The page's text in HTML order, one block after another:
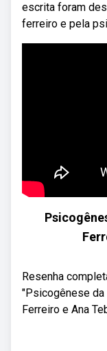
escrita foram
ferreiro e pela
Resenha
"Psicogênese da
Ferreiro e Ana